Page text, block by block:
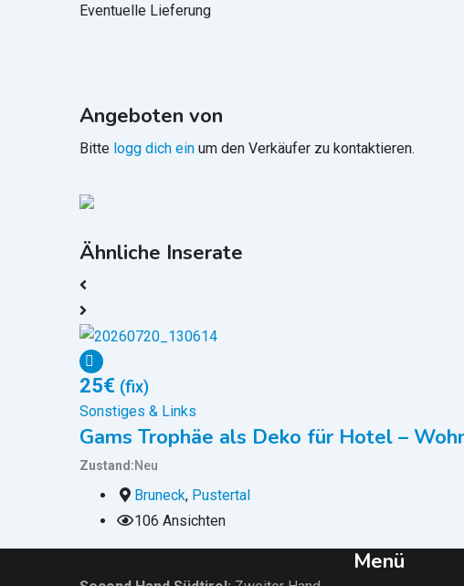
Eventuelle Lieferung
Angeboten von
Bitte logg dich ein um den Verkäufer zu kontaktieren.
Ähnliche Inserate
25€ (fix)
Sonstiges & Links
Gams Trophäe als Deko für Hotel –
Zustand Neu
Bruneck, Pustertal
106 Ansichten
Menü